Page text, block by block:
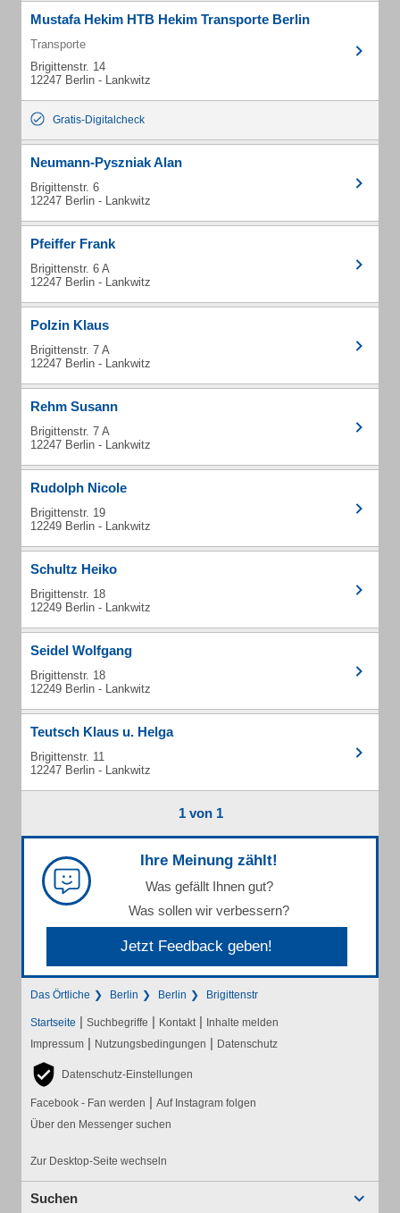
Mustafa Hekim HTB Hekim Transporte Berlin
Transporte
Brigittenstr. 14
12247 Berlin - Lankwitz
Gratis-Digitalcheck
Neumann-Pyszniak Alan
Brigittenstr. 6
12247 Berlin - Lankwitz
Pfeiffer Frank
Brigittenstr. 6 A
12247 Berlin - Lankwitz
Polzin Klaus
Brigittenstr. 7 A
12247 Berlin - Lankwitz
Rehm Susann
Brigittenstr. 7 A
12247 Berlin - Lankwitz
Rudolph Nicole
Brigittenstr. 19
12249 Berlin - Lankwitz
Schultz Heiko
Brigittenstr. 18
12249 Berlin - Lankwitz
Seidel Wolfgang
Brigittenstr. 18
12249 Berlin - Lankwitz
Teutsch Klaus u. Helga
Brigittenstr. 11
12247 Berlin - Lankwitz
1 von 1
Ihre Meinung zählt!
Was gefällt Ihnen gut?
Was sollen wir verbessern?
Jetzt Feedback geben!
Das Örtliche Berlin Berlin Brigittenstr
Startseite | Suchbegriffe | Kontakt | Inhalte melden
Impressum | Nutzungsbedingungen | Datenschutz
Datenschutz-Einstellungen
Facebook - Fan werden | Auf Instagram folgen
Über den Messenger suchen
Zur Desktop-Seite wechseln
Suchen